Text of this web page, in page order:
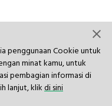
penggunaan Cookie untuk
minat kamu, untuk
pembagian informasi di
lanjut, klikdi sini